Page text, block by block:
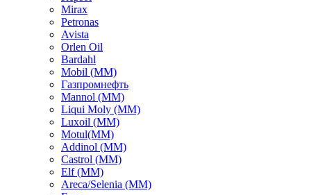
Mirax
Petronas
Avista
Orlen Oil
Bardahl
Mobil (ММ)
Газпромнефть
Mannol (ММ)
Liqui Moly (ММ)
Luxoil (ММ)
Motul(ММ)
Addinol (ММ)
Castrol (ММ)
Elf (ММ)
Areca/Selenia (ММ)